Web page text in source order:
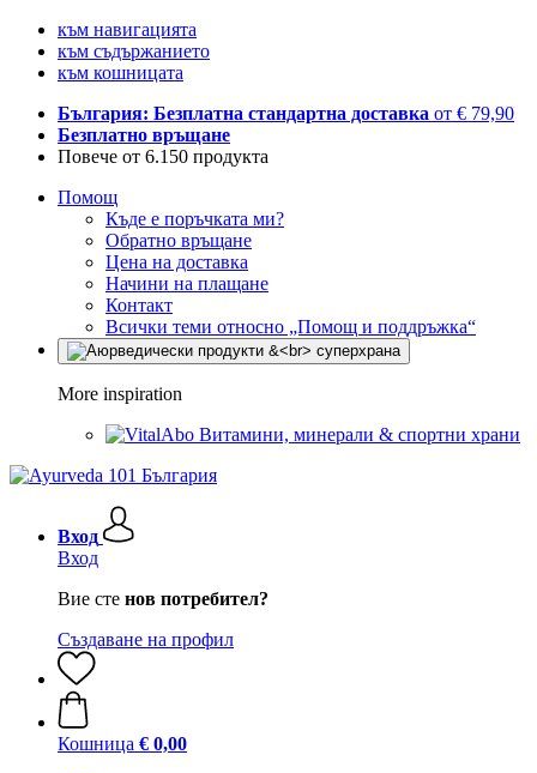
към навигацията
към съдържанието
към кошницата
България: Безплатна стандартна доставка от € 79,90
Безплатно връщане
Повече от 6.150 продукта
Помощ
Къде е поръчката ми?
Обратно връщане
Цена на доставка
Начини на плащане
Контакт
Всички теми относно „Помощ и поддръжка“
More inspiration
Витамини, минерали & спортни храни
Вход
Вход
Вие сте нов потребител?
Създаване на профил
Кошница € 0,00